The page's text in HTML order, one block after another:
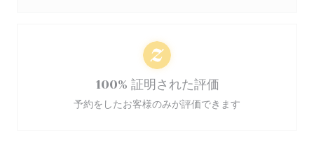
100% 証明された評価
予約をしたお客様のみが評価できます